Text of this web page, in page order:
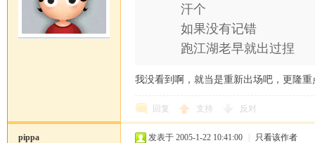
汗个
如果没有记错
跑江湖老早就出过捏
我没看到啊，就当是重新出场吧，更隆重
回复 支持 反对
pippa 发表于 2005-1-22 10:41:00 只看该作者